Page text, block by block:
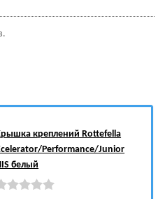
креплений Rottefella
Performance/Junior
белый